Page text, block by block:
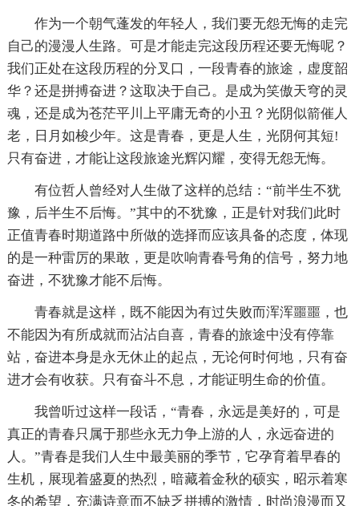
作为一个朝气蓬发的年轻人，我们要无怨无悔的走完
自己的漫漫人生路。可是才能走完这段历程还要无悔呢？
我们正处在这段历程的分叉口，一段青春的旅途，虚度韶
华？还是拼搏奋进？这取决于自己。是成为笑傲天穹的灵
魂，还是成为苍茫平川上平庸无奇的小丑？光阴似箭催人
老，日月如梭少年。这是青春，更是人生，光阴何其短!
只有奋进，才能让这段旅途光辉闪耀，变得无怨无悔。
有位哲人曾经对人生做了这样的总结：“前半生不犹
豫，后半生不后悔。”其中的不犹豫，正是针对我们此时
正值青春时期道路中所做的选择而应该具备的态度，体现
的是一种雷厉的果敢，更是吹响青春号角的信号，努力地
奋进，不犹豫才能不后悔。
青春就是这样，既不能因为有过失败而浑浑噩噩，也
不能因为有所成就而沾沾自喜，青春的旅途中没有停靠
站，奋进本身是永无休止的起点，无论何时何地，只有奋
进才会有收获。只有奋斗不息，才能证明生命的价值。
我曾听过这样一段话，“青春，永远是美好的，可是
真正的青春只属于那些永无力争上游的人，永远奋进的
人。”青春是我们人生中最美丽的季节，它孕育着早春的
生机，展现着盛夏的热烈，暗藏着金秋的硕实，昭示着寒
冬的希望，充满诗意而不缺乏拼搏的激情，时尚浪漫而又